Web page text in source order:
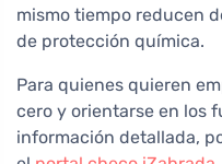
mismo tiempo reducen
de protección química.
Para quienes quieren
cero y orientarse en los
información detallada,